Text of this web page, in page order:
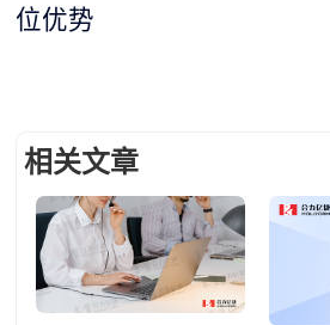
位优势
相关文章